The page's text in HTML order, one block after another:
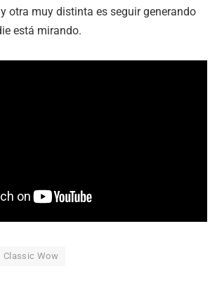
otra muy distinta es seguir generando
está mirando.
Classic Wow